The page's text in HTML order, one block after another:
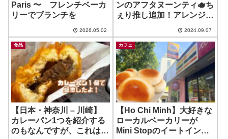
Paris 〜 フレンチベーカ
リーでブランチを
2026.05.02
ンのアフタヌーンティ🫖ち
ぇり推し追加！アレンジア
いのお知らせも！（2024
年９月時点）
2024.09.07
食品
【日本・神奈川 – 川崎】
カレーパン1つを紹介する
のもなんですが、これは食
カフェ
【Ho Chi Minh】大好きな
ローカルベーカリーが
Mini Stopのイートイン